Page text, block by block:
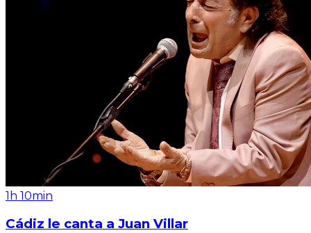
1h 10min
Cádiz le canta a Juan Villar